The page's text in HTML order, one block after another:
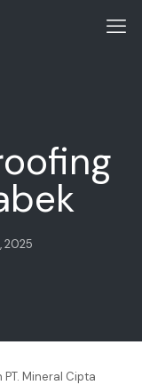
2025
Mineral Cipta